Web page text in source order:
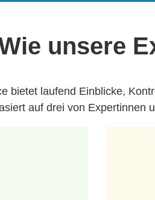
unsere
bietet laufend Einblicke,
auf drei von Expertinnen